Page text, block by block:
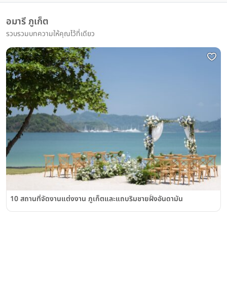
อมารี ภูเก็ต
รวบรวมบทความให้คุณไว้ที่เดียว
10 สถานที่จัดงานแต่งงาน ภูเก็ตและแถบริมชายฝั่งอันดามัน